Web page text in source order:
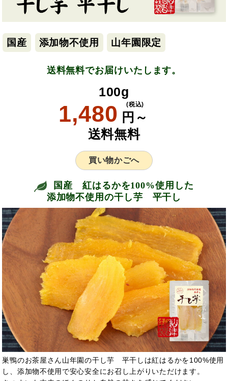
国産 添加物不使用 山年園限定
送料無料でお届けいたします。
100g
1,480 円～
(税込)
送料無料
買い物かごへ
国産 紅はるかを100%使用した
添加物不使用の干し芋 平干し
巣鴨のお茶屋さん山年園の干し芋 平干しは紅はるかを100%使用
し、添加物不使用で安心安全にお召し上がりいただけます。